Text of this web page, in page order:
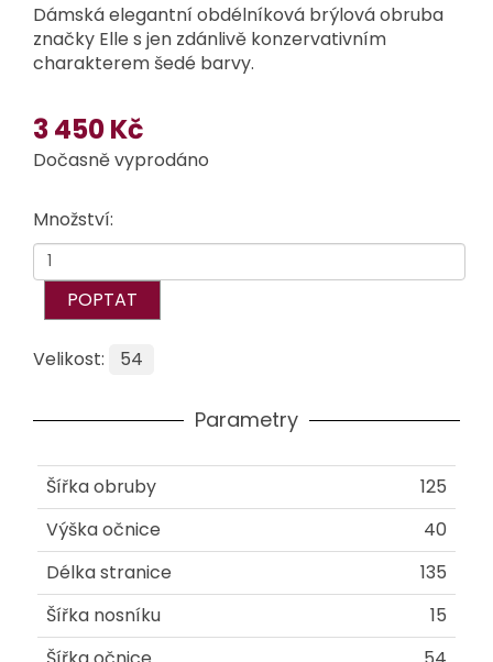
Dámská elegantní obdélníková brýlová obruba
značky Elle s jen zdánlivě konzervativním
charakterem šedé barvy.
3 450 Kč
Dočasně vyprodáno
Množství:
POPTAT
Velikost: 54
Parametry
Šířka obruby
125
Výška očnice
40
Délka stranice
135
Šířka nosníku
15